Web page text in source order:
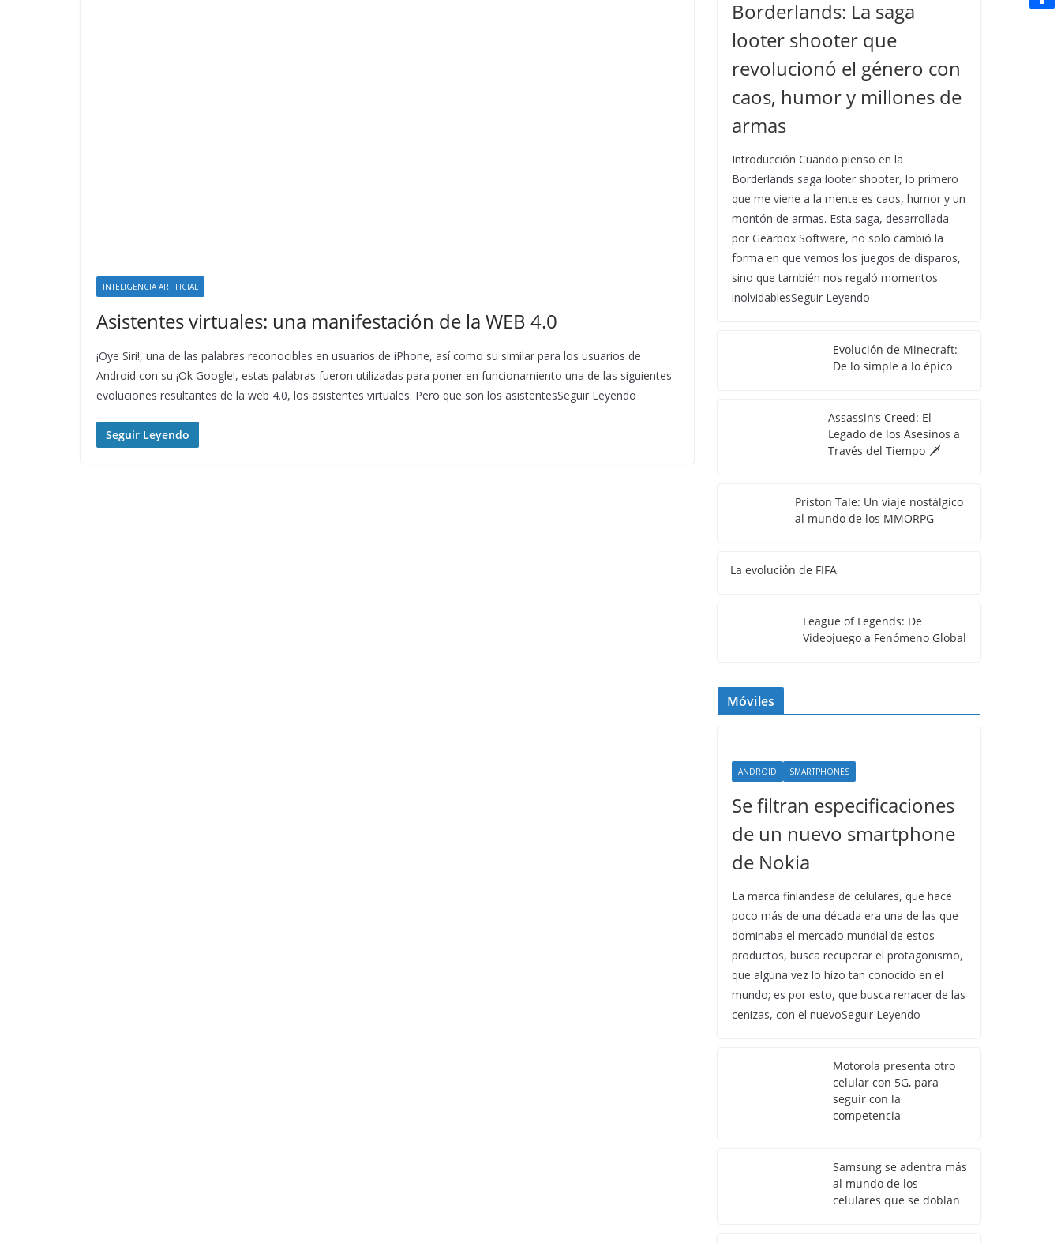
INTELIGENCIA ARTIFICIAL
Asistentes virtuales: una manifestación de la WEB 4.0
¡Oye Siri!, una de las palabras reconocibles en usuarios de iPhone, así como su similar para los usuarios de
Android con su ¡Ok Google!, estas palabras fueron utilizadas para poner en funcionamiento una de las siguientes
evoluciones resultantes de la web 4.0, los asistentes virtuales. Pero que son los asistentesSeguir Leyendo
Seguir Leyendo
Borderlands: La saga
looter shooter que
revolucionó el género con
caos, humor y millones de
armas
Introducción Cuando pienso en la
Borderlands saga looter shooter, lo primero
que me viene a la mente es caos, humor y un
montón de armas. Esta saga, desarrollada
por Gearbox Software, no solo cambió la
forma en que vemos los juegos de disparos,
sino que también nos regaló momentos
inolvidablesSeguir Leyendo
Evolución de Minecraft:
De lo simple a lo épico
Assassin’s Creed: El
Legado de los Asesinos a
Través del Tiempo 🗡️
Priston Tale: Un viaje nostálgico
al mundo de los MMORPG
La evolución de FIFA
League of Legends: De
Videojuego a Fenómeno Global
Móviles
ANDROID SMARTPHONES
Se filtran especificaciones
de un nuevo smartphone
de Nokia
La marca finlandesa de celulares, que hace
poco más de una década era una de las que
dominaba el mercado mundial de estos
productos, busca recuperar el protagonismo,
que alguna vez lo hizo tan conocido en el
mundo; es por esto, que busca renacer de las
cenizas, con el nuevoSeguir Leyendo
Motorola presenta otro
celular con 5G, para
seguir con la
competencia
Samsung se adentra más
al mundo de los
celulares que se doblan
n
a